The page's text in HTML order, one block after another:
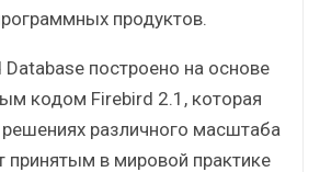
продуктов.
построено на основе
кодом Firebird 2.1, которая
решениях различного масштаба
принятым в мировой практике